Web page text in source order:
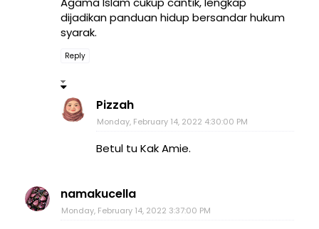
dijadikan panduan hidup bersandar hukum
syarak.
Reply
Pizzah
Monday, February 14, 2022 4:30:00 PM
Betul tu Kak Amie.
namakucella
Monday, February 14, 2022 3:37:00 PM